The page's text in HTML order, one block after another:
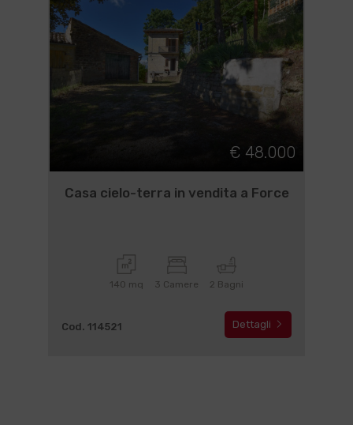
€ 48.000
Casa cielo-terra in vendita a Force
140 mq 3 Camere 2 Bagni
Cod. 114521 Dettagli